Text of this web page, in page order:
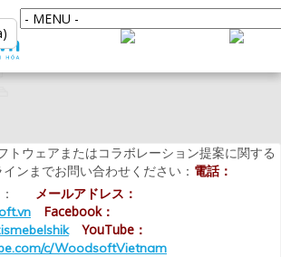
トウェアまたはコラボレーション提案に関する
ンまでお問い合わせください： 電話：
： メールアドレス：
Facebook：
YouTube：
c/WoodsoftVietnam